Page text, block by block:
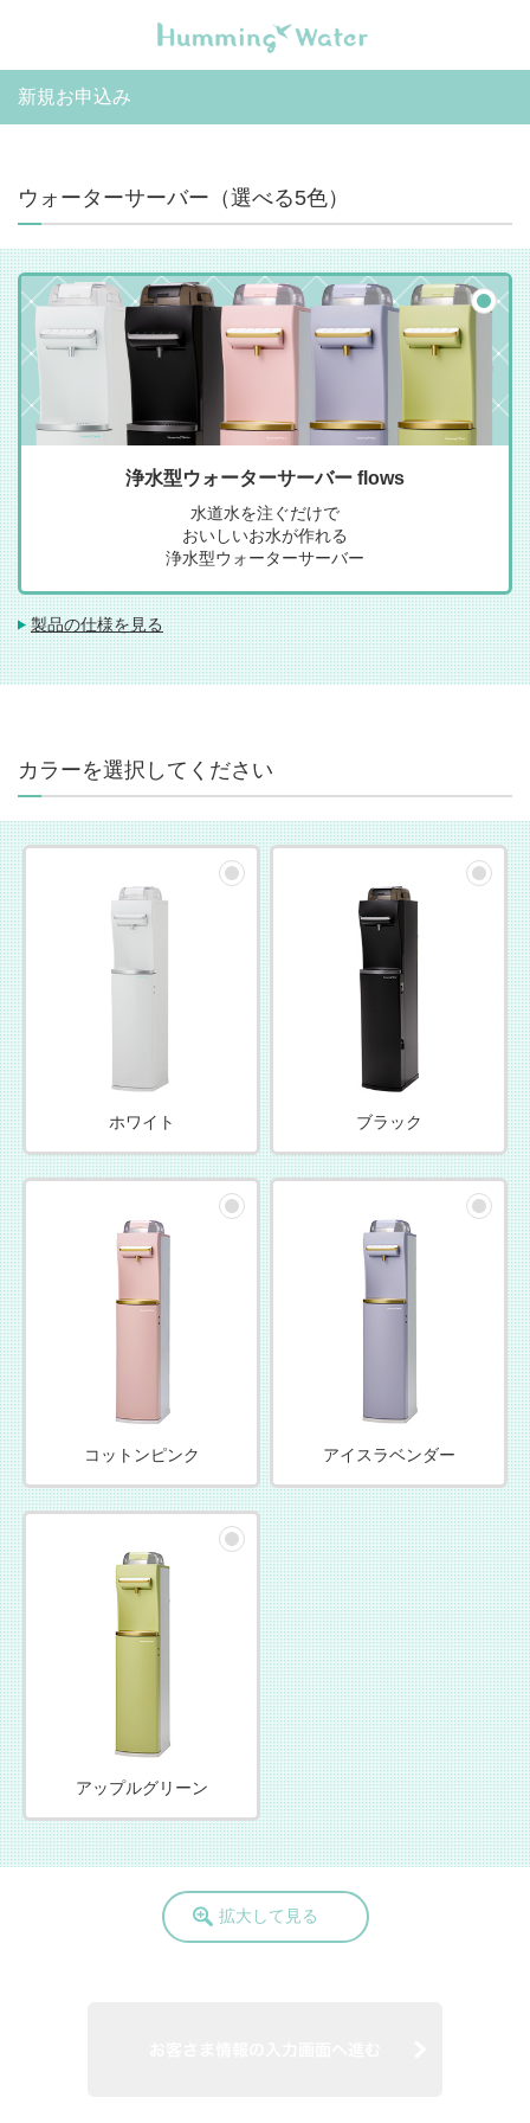
新規お申込み
ウォーターサーバー（選べる5色）
浄水型ウォーターサーバー flows
水道水を注ぐだけで
おいしいお水が作れる
浄水型ウォーターサーバー
製品の仕様を見る
カラーを選択してください
ホワイト ブラック
コットンピンク アイスラベンダー
アップルグリーン
拡大して見る